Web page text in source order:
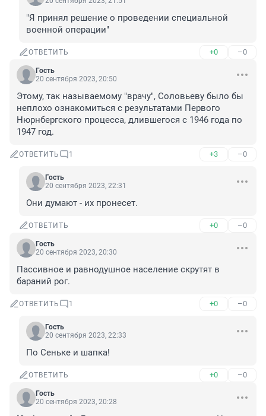
"Я принял решение о проведении специальной
военной операции"
ОТВЕТИТЬ +0 –0
Гость
20 сентября 2023, 20:50
Этому, так называемому "врачу", Соловьеву было бы
неплохо ознакомиться с результатами Первого
Нюрнбергского процесса, длившегося с 1946 года по
1947 год.
ОТВЕТИТЬ 1 +3 –0
Гость
20 сентября 2023, 22:31
Они думают - их пронесет.
ОТВЕТИТЬ +0 –0
Гость
20 сентября 2023, 20:30
Пассивное и равнодушное население скрутят в
бараний рог.
ОТВЕТИТЬ 1 +0 –0
Гость
20 сентября 2023, 22:33
По Сеньке и шапка!
ОТВЕТИТЬ +0 –0
Гость
20 сентября 2023, 20:28